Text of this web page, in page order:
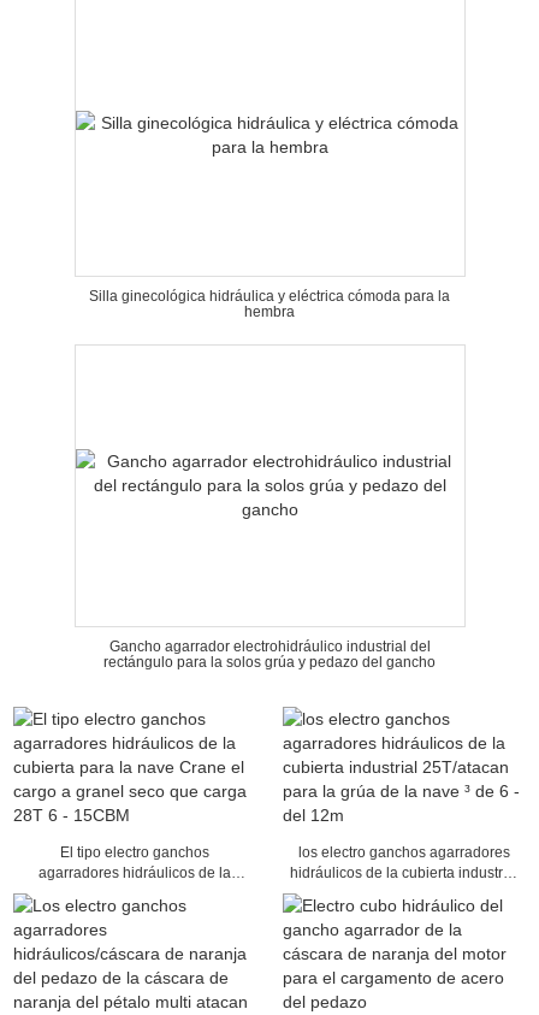
Silla ginecológica hidráulica y eléctrica cómoda para la
hembra
Gancho agarrador electrohidráulico industrial del
rectángulo para la solos grúa y pedazo del gancho
El tipo electro ganchos
agarradores hidráulicos de la
cargo a granel seco que carga 28T
6 - 15CBM
los electro ganchos agarradores
hidráulicos de la cubierta industrial
25T/atacan para la grúa de la nave
³ de 6 - del 12m